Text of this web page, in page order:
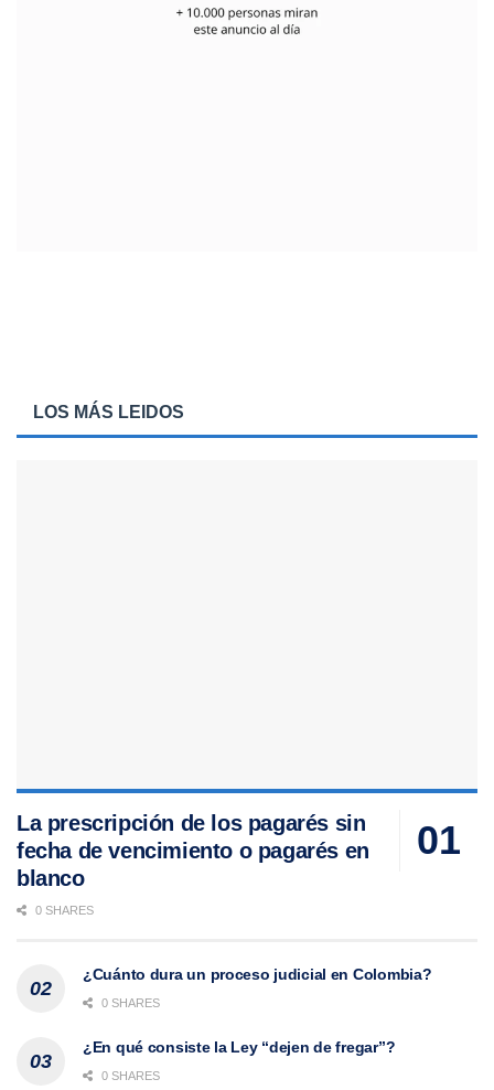
LOS MÁS LEIDOS
La prescripción de los pagarés sin
fecha de vencimiento o pagarés en
blanco
0 SHARES
¿Cuánto dura un proceso judicial en Colombia?
0 SHARES
¿En qué consiste la Ley “dejen de fregar”?
0 SHARES